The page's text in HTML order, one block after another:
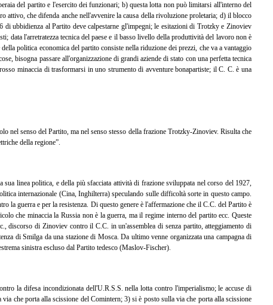
del partito e l'esercito dei funzionari; b) questa lotta non può limitarsi all'interno del
attivo, che difenda anche nell'avvenire la causa della rivoluzione proletaria; d) il blocco
di ubbidienza al Partito deve calpestarne gl'impegni; le esitazioni di Trotzky e Zinoviev
data l'arretratezza tecnica del paese e il basso livello della produttività del lavoro non è
politica economica del partito consiste nella riduzione dei prezzi, che va a vantaggio
bisogna passare all'organizzazione di grandi aziende di stato con una perfetta tecnica
minaccia di trasformarsi in uno strumento di avventure bonapartiste; il C. C. è una
nel senso del Partito, ma nel senso stesso della frazione Trotzky-Zinoviev. Risulta che
della regione”.
linea politica, e della più sfacciata attività di frazione sviluppata nel corso del 1927,
internazionale (Cina, Inghilterra) speculando sulle difficoltà sorte in questo campo.
la guerra e per la resistenza. Di questo genere è l'affermazione che il C.C. del Partito è
che minaccia la Russia non è la guerra, ma il regime interno del partito ecc. Queste
discorso di Zinoviev contro il C.C. in un'assemblea di senza partito, atteggiamento di
di Smilga da una stazione di Mosca. Da ultimo venne organizzata una campagna di
sinistra escluso dal Partito tedesco (Maslov-Fischer).
la difesa incondizionata dell'U.R.S.S. nella lotta contro l'imperialismo; le accuse di
che porta alla scissione del Comintern; 3) si è posto sulla via che porta alla scissione